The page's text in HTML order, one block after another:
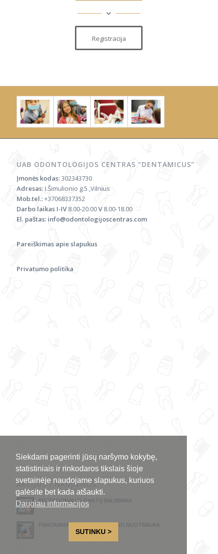
Siekdami pagerinti jūsų naršymo kokybę,
statistiniais ir rinkodaros tikslais šioje
svetainėje naudojame slapukus, kuriuos
galėsite bet kada atšaukti.
Daugiau informacijos
SUTINKU >
Registracija
UAB ODONTOLOGIJOS CENTRAS “DENTAMICUS”
Įmonės kodas:302343730
Adresas:I.Šimulionio g.5 ,Vilnius
Mob.tel.:+37068337352
Darbo laikas I-IV 8.00-20.00V 8.00-18.00
El. paštas:info@odontologijoscentras.com
Pareiškimas apie slapukus
Privatumo politika
AKCIJOS / NAUJIENOS
PROFESIONALUS DANTŲ BALINIMAS
-
PANORAMINĖ DANTŲ RENTGENO NUOTRAUKA